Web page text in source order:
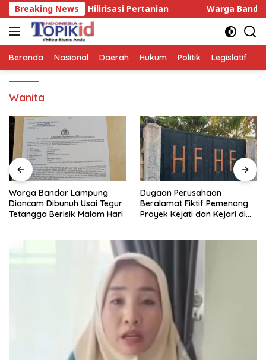
Langsung
ke
konten
Breaking News
dan Hilirisasi Pertanian Warga Bandar Lampung
Beranda Nasional Daerah Hukum Politik Legislatif
Wanita
Warga Bandar Lampung
Diancam Dibunuh Usai Tegur
Tetangga Berisik Malam Hari
Dugaan Perusahaan
Beralamat Fiktif Pemenang
Proyek Kejati dan Kejari di
Lahan Kosong, Dinas PKPCK
Disorot